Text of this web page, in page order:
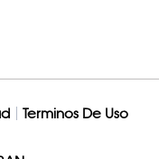
Terminos De Uso